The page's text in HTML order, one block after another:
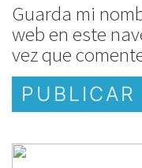
Guarda mi
web en este
vez que